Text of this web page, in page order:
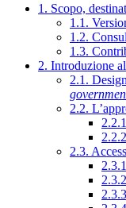
1. Scopo,
1.1.
1.2.
1.3.
2. Introduzione
2.1.
2.2.
2.3.